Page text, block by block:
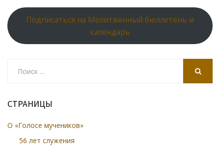
Подписаться на Молитвенный бюллетень и
календарь
СТРАНИЦЫ
О «Голосе мучеников»
56 лет служения